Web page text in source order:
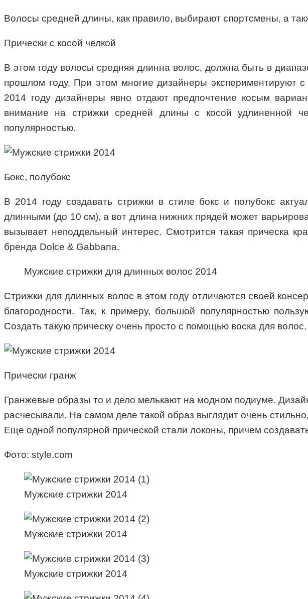
Волосы средней длины, как правило, выбирают спортсмены, а
Прически с косой челкой
В этом году волосы средняя длинна волос, должна быть в
прошлом году. При этом многие дизайнеры экспериментируют
2014 году дизайнеры явно отдают предпочтение косым
внимание на стрижки средней длины с косой удлиненной
популярностью.
Бокс, полубокс
В 2014 году создавать стрижки в стиле бокс и полубокс
длинными (до 10 см), а вот длина нижних прядей может
вызывает неподдельный интерес. Смотрится такая прическа
бренда Dolce & Gabbana.
Мужские стрижки для длинных волос 2014
Стрижки для длинных волос в этом году отличаются своей
благородности. Так, к примеру, большой популярностью
Создать такую прическу очень просто с помощью воска для волос.
Прически гранж
Гранжевые образы то и дело мелькают на модном подиуме.
расчесывали. На самом деле такой образ выглядит очень
Еще одной популярной прической стали локоны, причем
Фото: style.com
Мужские стрижки 2014
Мужские стрижки 2014
Мужские стрижки 2014